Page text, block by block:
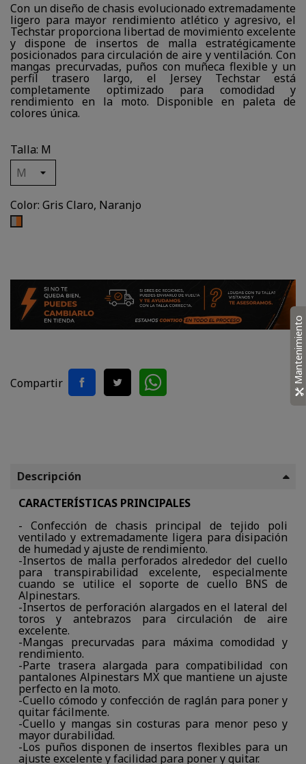
Con un diseño de chasis evolucionado extremadamente
ligero para mayor rendimiento atlético y agresivo, el
Techstar proporciona libertad de movimiento excelente
y dispone de insertos de malla estratégicamente
posicionados para circulación de aire y ventilación. Con
mangas precurvadas, puños con muñeca flexible y un
perfil trasero largo, el Jersey Techstar está
completamente optimizado para comodidad y
rendimiento en la moto. Disponible en paleta de
colores única.
Talla: M
Color: Gris Claro, Naranjo
Compartir
Descripción
CARACTERÍSTICAS PRINCIPALES
- Confección de chasis principal de tejido poli
ventilado y extremadamente ligera para disipación
de humedad y ajuste de rendimiento.
-Insertos de malla perforados alrededor del cuello
para transpirabilidad excelente, especialmente
cuando se utilice el soporte de cuello BNS de
Alpinestars.
-Insertos de perforación alargados en el lateral del
toros y antebrazos para circulación de aire
excelente.
-Mangas precurvadas para máxima comodidad y
rendimiento.
-Parte trasera alargada para compatibilidad con
pantalones Alpinestars MX que mantiene un ajuste
perfecto en la moto.
-Cuello cómodo y confección de raglán para poner y
quitar fácilmente.
-Cuello y mangas sin costuras para menor peso y
mayor durabilidad.
-Los puños disponen de insertos flexibles para un
ajuste excelente y facilidad para poner y quitar.
Mantenimiento